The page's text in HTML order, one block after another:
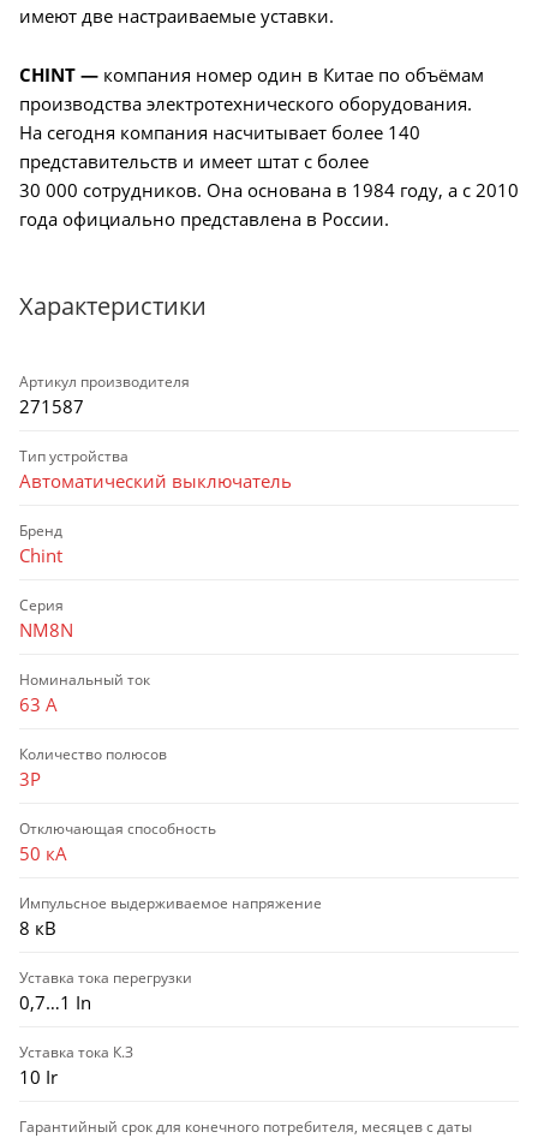
имеют две настраиваемые уставки.
CHINT — компания номер один в Китае по объёмам
производства электротехнического оборудования.
На сегодня компания насчитывает более 140
представительств и имеет штат с более
30 000 сотрудников. Она основана в 1984 году, а с 2010
года официально представлена в России.
Характеристики
Артикул производителя
271587
Тип устройства
Автоматический выключатель
Бренд
Chint
Серия
NM8N
Номинальный ток
63 А
Количество полюсов
3P
Отключающая способность
50 кА
Импульсное выдерживаемое напряжение
8 кВ
Уставка тока перегрузки
0,7…1 In
Уставка тока К.З
10 Ir
Гарантийный срок для конечного потребителя, месяцев с даты